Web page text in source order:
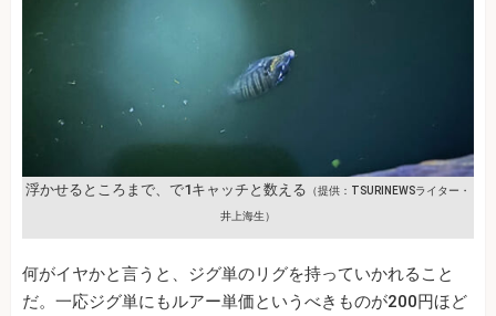
浮かせるところまで、で1キャッチと数える （提供：TSURINEWSライター・
井上海生）
何がイヤかと言うと、ジグ単のリグを持っていかれること
だ。一応ジグ単にもルアー単価というべきものが200円ほど